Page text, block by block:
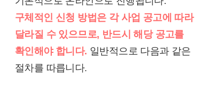
구체적인 신청 방법은 각 사업 공고에 따라
달라질 수 있으므로, 반드시 해당 공고를
확인해야 합니다. 일반적으로 다음과 같은
절차를 따릅니다.